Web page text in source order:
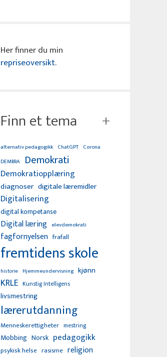
Her finner du min
repriseoversikt.
Finn et tema
alternativ pedagogikk ChatGPT Corona
DEMBRA Demokrati
Demokratiopplæring
diagnoser digitale læremidler
Digitalisering
digital kompetanse
Digital læring elevdemokrati
fagfornyelsen frafall
fremtidens skole
historie Hjemmeundervisning kjønn
KRLE Kunstig Intelligens
livsmestring
lærerutdanning
Menneskerettigheter mestring
Mobbing Norsk pedagogikk
psykisk helse rasisme religion